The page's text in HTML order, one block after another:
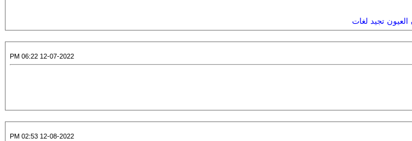
تجيد لغات
12-07-2022 06:22 PM
12-08-2022 02:53 PM